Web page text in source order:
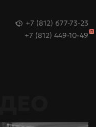
+7 (812) 677-73-23
+7 (812) 449-10-49 П